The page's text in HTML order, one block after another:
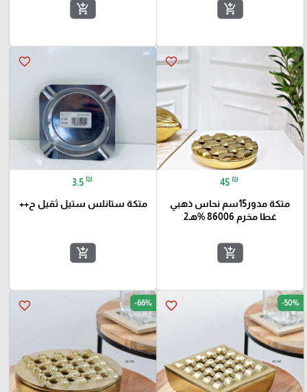
add_shopping_cart
add_shopping_cart
favorite_border
45 ₪
متكة مدور15سم نحاس ذهبي
غطا مخرم 86006 %هـ2
add_shopping_cart
favorite_border
3.5 ₪
متكة ستانلس ستيل ثقيل ح++
add_shopping_cart
favorite_border -50%
favorite_border -66%